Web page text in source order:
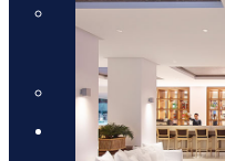
חבילות למלון Domes of